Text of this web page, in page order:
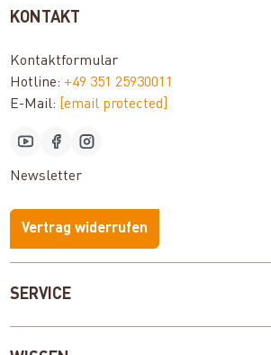
SERVICE
KONTAKT
Kontaktformular
Hotline: +49 351 25930011
E-Mail: [email protected]
Newsletter
Vertrag widerrufen